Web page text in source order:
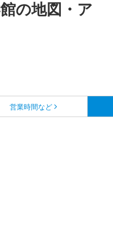
の地図・ア
営業時間など